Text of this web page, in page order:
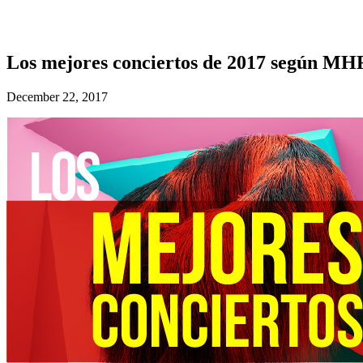
Los mejores conciertos de 2017 según
December 22, 2017